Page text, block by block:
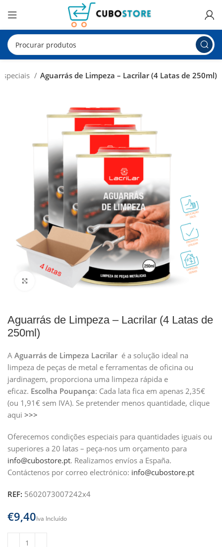
Aguarrás de Limpeza – Lacrilar (4 Latas de 250ml)
Clique para ampliar
Aguarrás de Limpeza – Lacrilar (4 Latas de
250ml)
AAguarrás de Limpeza Lacrilar é a solução ideal na
limpeza de peças de metal e ferramentas de oficina ou
jardinagem, proporciona uma limpeza rápida e
eficaz. Escolha Poupança: Cada lata fica em apenas 2,35€
(ou 1,91€ sem IVA). Se pretender menos quantidade, clique
aqui>>>
Oferecemos condições especiais para quantidades iguais ou
superiores a 20 latas – peça-nos um orçamento para
info@cubostore.pt. Realizamos envíos a España.
Contáctenos por correo electrónico: info@cubostore.pt
REF: 5602073007242x4
€